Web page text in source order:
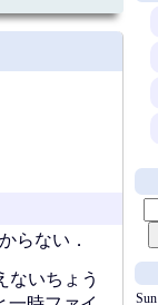
らない．
ないちょう
Sun